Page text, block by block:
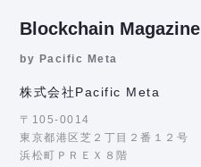
Blockchain Magazine
by Pacific Meta
株式会社Pacific Meta
〒105-0014
東京都港区芝２丁目２番１２号
浜松町ＰＲＥＸ８階